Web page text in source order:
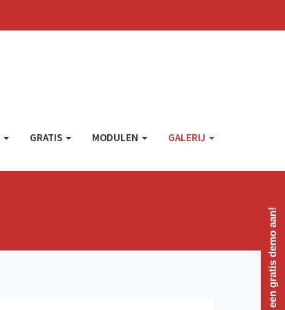
GRATIS MODULEN GALERIJ
Vraag een gratis demo aan!